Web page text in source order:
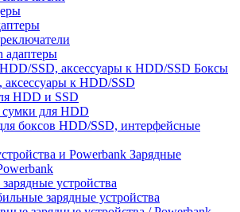
адаптеры
Боксы
аксессуары к HDD/SSD
HDD и SSD
для HDD
боксов HDD/SSD, интерфейсные
Зарядные
устройства
зарядные устройства